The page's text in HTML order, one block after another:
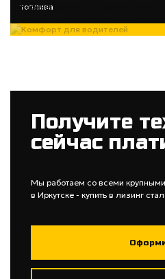
топлива
Кабины созданы на основе MAN
Получите
сейчас
Мы работаем со всеми
в Иркутске - купить в лизинг